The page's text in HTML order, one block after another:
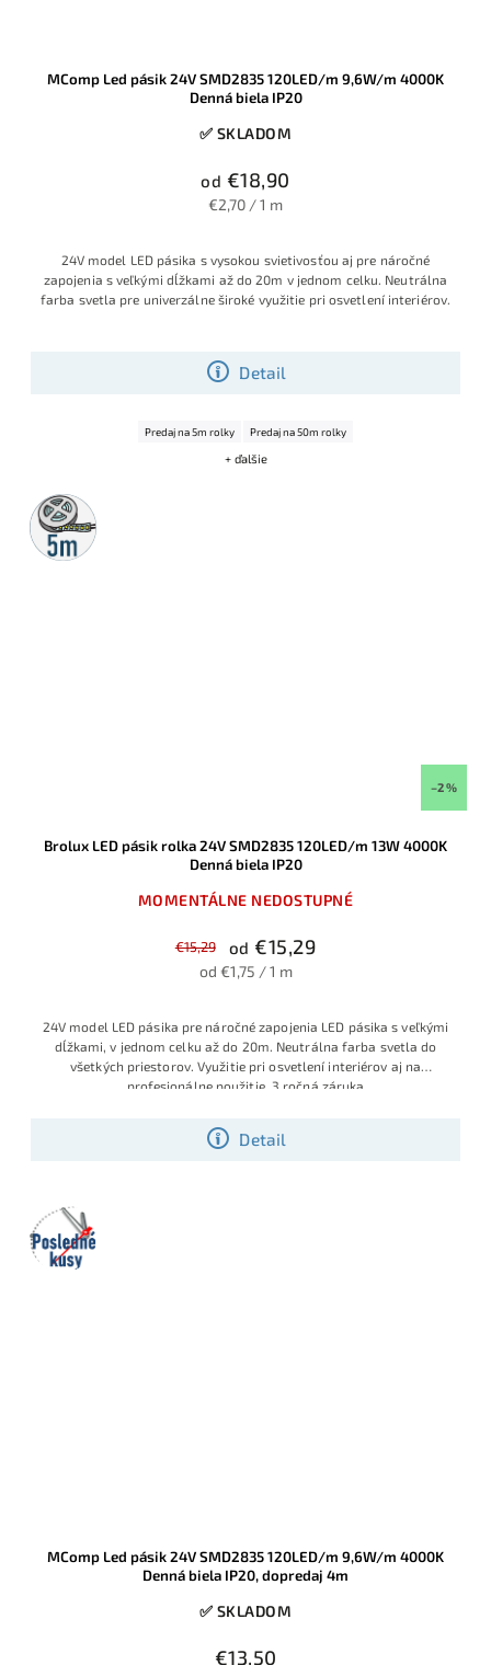
MComp Led pásik 24V SMD2835 120LED/m 9,6W/m 4000K
Denná biela IP20
✅ SKLADOM
od €18,90
€2,70 / 1 m
Detail
24V model LED pásika s vysokou svietivosťou aj pre náročné
zapojenia s veľkými dĺžkami až do 20m v jednom celku. Neutrálna
farba svetla pre univerzálne široké využitie pri osvetlení interiérov.
Predaj na 5m rolky Predaj na 50m rolky
+ ďalšie
5m
rolka
–2 %
Brolux LED pásik rolka 24V SMD2835 120LED/m 13W 4000K
Denná biela IP20
MOMENTÁLNE NEDOSTUPNÉ
€15,29 od €15,29
od €1,75 / 1 m
Detail
24V model LED pásika pre náročné zapojenia LED pásika s veľkými
dĺžkami, v jednom celku až do 20m. Neutrálna farba svetla do
všetkých priestorov. Využitie pri osvetlení interiérov aj na
profesionálne použitie, 3 ročná záruka
Posledné
kusy
MComp Led pásik 24V SMD2835 120LED/m 9,6W/m 4000K
Denná biela IP20, dopredaj 4m
✅ SKLADOM
€13,50